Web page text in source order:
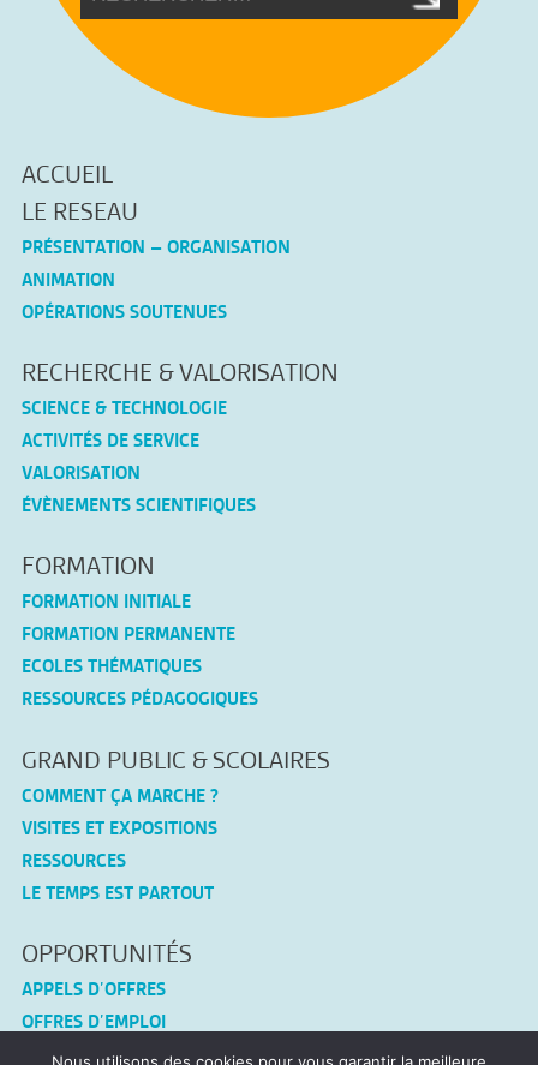
ACCUEIL
LE RESEAU
PRÉSENTATION – ORGANISATION
ANIMATION
OPÉRATIONS SOUTENUES
RECHERCHE & VALORISATION
SCIENCE & TECHNOLOGIE
ACTIVITÉS DE SERVICE
VALORISATION
ÉVÈNEMENTS SCIENTIFIQUES
FORMATION
FORMATION INITIALE
FORMATION PERMANENTE
ECOLES THÉMATIQUES
RESSOURCES PÉDAGOGIQUES
GRAND PUBLIC & SCOLAIRES
COMMENT ÇA MARCHE ?
VISITES ET EXPOSITIONS
RESSOURCES
LE TEMPS EST PARTOUT
OPPORTUNITÉS
APPELS D’OFFRES
OFFRES D’EMPLOI